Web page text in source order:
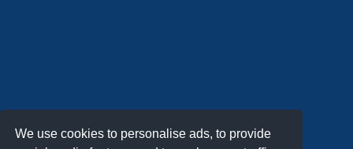
We use cookies to personalise ads, to provide